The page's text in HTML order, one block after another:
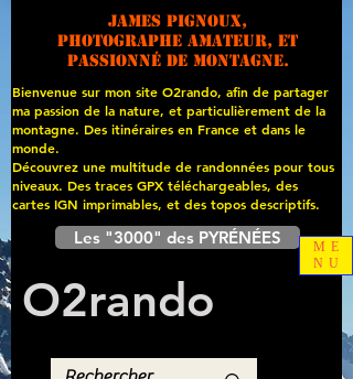
James PIGNOUX,
photographe amateur, et
passionné de montagne.
Bienvenue sur mon site O2rando, afin de partager
ma passion de la nature, et particulièrement de la
montagne. Des itinéraires en France et dans le
monde.
Découvrez une multitude de randonnées pour tous
niveaux. Des traces GPX téléchargeables, des
cartes IGN imprimables, et des topos descriptifs.
Les "3000" des PYRÉNÉES
O2rando
ME
NU